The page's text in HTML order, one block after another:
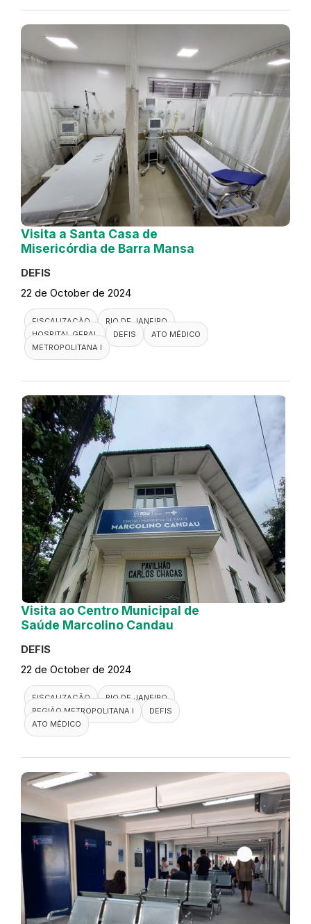
Visita a Santa Casa de
Misericórdia de Barra Mansa
DEFIS
22 de October de 2024
FISCALIZAÇÃO
RIO DE JANEIRO
HOSPITAL GERAL
DEFIS
ATO MÉDICO
METROPOLITANA I
Visita ao Centro Municipal de
Saúde Marcolino Candau
DEFIS
22 de October de 2024
FISCALIZAÇÃO
RIO DE JANEIRO
REGIÃO METROPOLITANA I
DEFIS
ATO MÉDICO